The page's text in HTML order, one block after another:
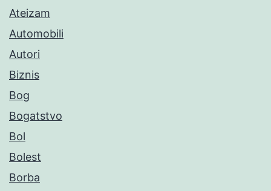
Ateizam
Automobili
Autori
Biznis
Bog
Bogatstvo
Bol
Bolest
Borba